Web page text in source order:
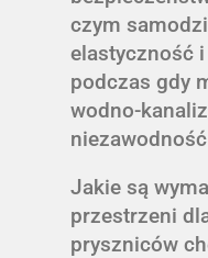
czym
elastyczność
podczas gdy
wodno-
Jakie są
przestrzeni
pryszniców